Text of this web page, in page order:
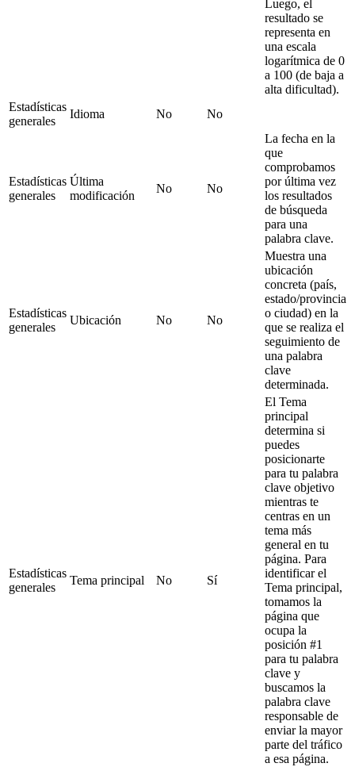
Luego, el
resultado se
representa en
una escala
logarítmica de 0
a 100 (de baja a
alta dificultad).
Estadísticas
generales
Idioma No No
Estadísticas
generales
Última
modificación
No No
La fecha en la
que
comprobamos
por última vez
los resultados
de búsqueda
para una
palabra clave.
Estadísticas
generales
Ubicación No No
Muestra una
ubicación
concreta (país,
estado/provincia
o ciudad) en la
que se realiza el
seguimiento de
una palabra
clave
determinada.
Estadísticas
generales
Tema principal No Sí
El Tema
principal
determina si
puedes
posicionarte
para tu palabra
clave objetivo
mientras te
centras en un
tema más
general en tu
página. Para
identificar el
Tema principal,
tomamos la
página que
ocupa la
posición #1
para tu palabra
clave y
buscamos la
palabra clave
responsable de
enviar la mayor
parte del tráfico
a esa página.